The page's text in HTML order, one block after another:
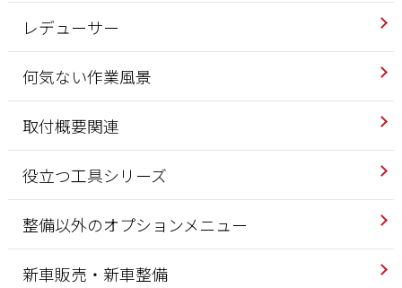
レデューサー
何気ない作業風景
取付概要関連
役立つ工具シリーズ
整備以外のオプションメニュー
新車販売・新車整備